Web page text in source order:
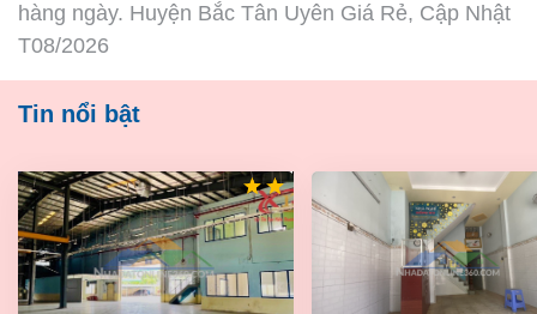
hàng ngày. Huyện Bắc Tân Uyên Giá Rẻ, Cập Nhật
T08/2026
Tin nổi bật